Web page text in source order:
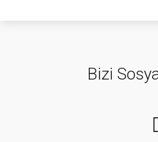
Bizi